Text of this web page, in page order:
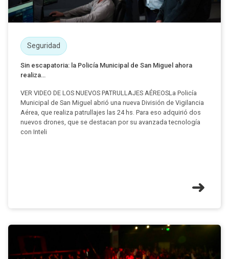
Seguridad
Sin escapatoria: la Policía Municipal de San Miguel ahora
realiza...
VER VIDEO DE LOS NUEVOS PATRULLAJES AÉREOSLa Policía
Municipal de San Miguel abrió una nueva División de Vigilancia
Aérea, que realiza patrullajes las 24 hs. Para eso adquirió dos
nuevos drones, que se destacan por su avanzada tecnología
con Inteli